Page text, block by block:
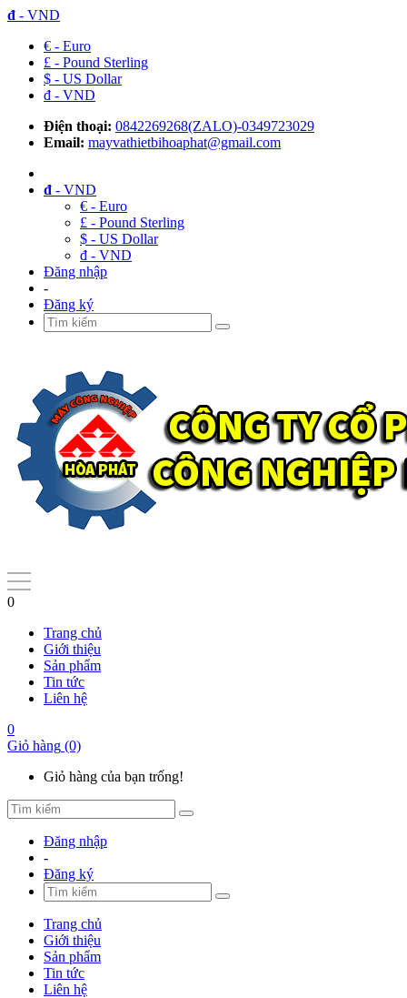
đ - VND
€ - Euro
£ - Pound Sterling
$ - US Dollar
đ - VND
Điện thoại: 0842269268(ZALO)-0349723029
Email: mayvathietbihoaphat@gmail.com
đ - VND
€ - Euro
£ - Pound Sterling
$ - US Dollar
đ - VND
Đăng nhập
-
Đăng ký
0
Trang chủ
Giới thiệu
Sản phẩm
Tin tức
Liên hệ
0
Giỏ hàng (0)
Giỏ hàng của bạn trống!
Đăng nhập
-
Đăng ký
Trang chủ
Giới thiệu
Sản phẩm
Tin tức
Liên hệ